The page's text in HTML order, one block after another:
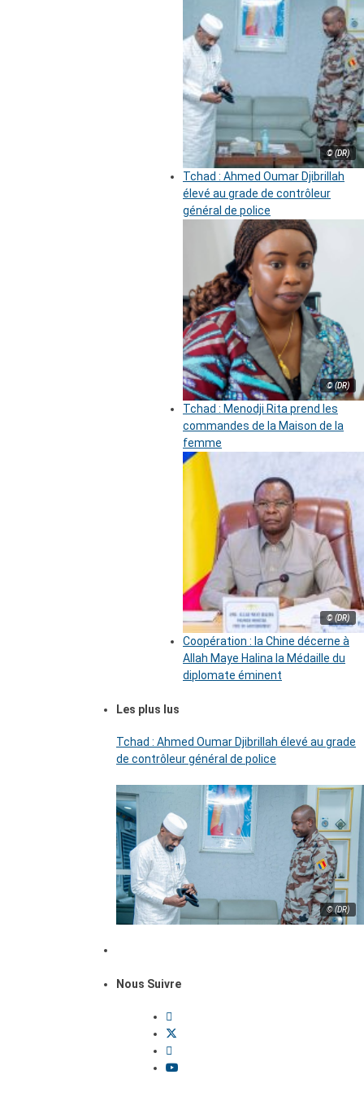
© (DR)
Tchad : Ahmed Oumar Djibrillah
élevé au grade de contrôleur
général de police
© (DR)
Tchad : Menodji Rita prend les
commandes de la Maison de la
femme
© (DR)
Coopération : la Chine décerne à
Allah Maye Halina la Médaille du
diplomate éminent
Les plus lus
Tchad : Ahmed Oumar Djibrillah élevé au grade
de contrôleur général de police
© (DR)
Nous Suivre